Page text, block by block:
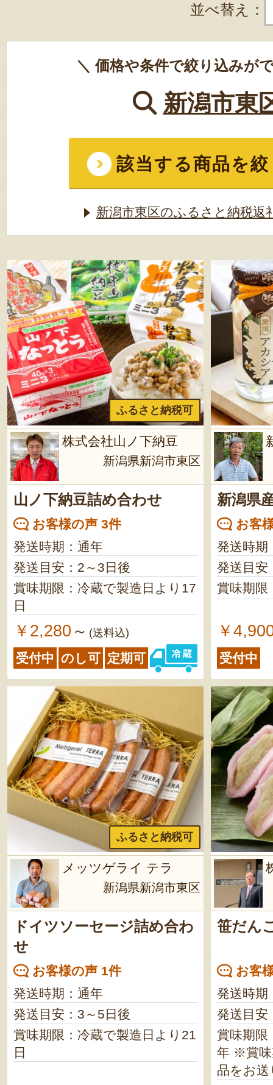
並べ替え：
＼ 価格や条件で絞り込みが
新潟市東
該当する商品を
新潟市東区のふるさと納税返
ふるさと納税可
株式会社山ノ下納豆
新潟県新潟市東区
山ノ下納豆詰め合わせ
お客様の声 3件
発送時期：通年
発送目安：2～3日後
賞味期限：冷蔵で製造日より17
日
￥2,280 ～ (送料込)
受付中 のし可 定期可
新潟県
お客
発送時期
発送目安
賞味期限
￥
受付中
ふるさと納税可
メッツゲライ テラ
新潟県新潟市東区
ドイツソーセージ詰め合わ
せ
お客様の声 1件
発送時期：通年
発送目安：3～5日後
賞味期限：冷蔵で製造日より21
日
笹だん
お客
発送時期
発送目安
賞味期限
年 ※賞味期限が90日以上の商
品をお送